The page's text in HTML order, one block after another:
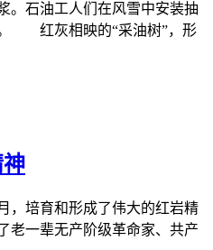
。石油工人们在风雪中安装抽
。 红灰相映的“采油树”，形
，培育和形成了伟大的红岩精
老一辈无产阶级革命家、共产